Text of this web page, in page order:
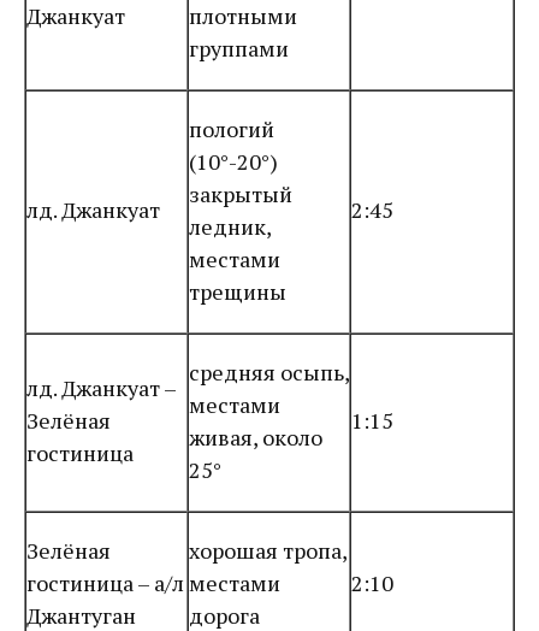
Джанкуат
плотными
группами
лд. Джанкуат
пологий
(10°-20°)
закрытый
ледник,
местами
трещины
2:45
лд. Джанкуат –
Зелёная
гостиница
средняя осыпь,
местами
живая, около
25°
1:15
Зелёная
гостиница – а/л
Джантуган
хорошая тропа,
местами
дорога
2:10